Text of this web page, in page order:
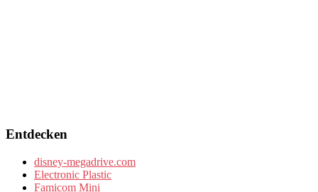
Entdecken
disney-megadrive.com
Electronic Plastic
Famicom Mini